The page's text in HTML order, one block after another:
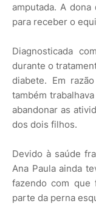
amputada. A
para receber o
Diagnosticada
durante o
diabete. Em
também
abandonar as
dos dois filhos.
Devido à saúde
Ana Paula ainda
fazendo com que
parte da perna